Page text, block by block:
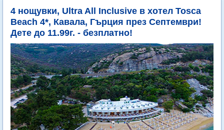
4 нощувки, Ultra All Inclusive в хотел Tosca
Beach 4*, Кавала, Гърция през Септември!
Дете до 11.99г. - безплатно!